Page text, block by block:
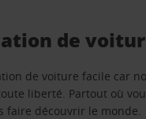
de
de voiture facile car
liberté. Partout où
faire découvrir le monde.